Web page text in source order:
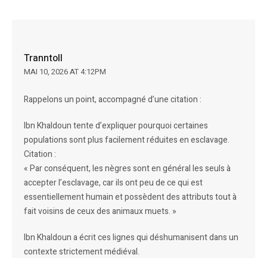
Tranntoll
MAI 10, 2026 AT 4:12PM
Rappelons un point, accompagné d’une citation :
Ibn Khaldoun tente d’expliquer pourquoi certaines
populations sont plus facilement réduites en esclavage.
Citation :
« Par conséquent, les nègres sont en général les seuls à
accepter l’esclavage, car ils ont peu de ce qui est
essentiellement humain et possèdent des attributs tout à
fait voisins de ceux des animaux muets. »
Ibn Khaldoun a écrit ces lignes qui déshumanisent dans un
contexte strictement médiéval.